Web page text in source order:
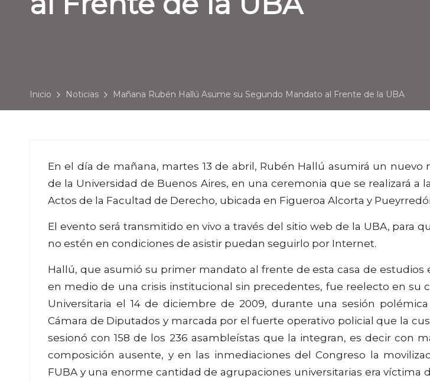
Inicio Noticias Mañana Rubén Hallú Asume su Segundo Mandato al Frente de la UBA
En el día de mañana, martes 13 de abril, Rubén Hallú asumirá un
de la Universidad de Buenos Aires, en una ceremonia que se realizará a
Actos de la Facultad de Derecho, ubicada en Figueroa Alcorta y
El evento será transmitido en vivo a través del sitio web de la UBA, para
no estén en condiciones de asistir puedan seguirlo por Internet.
Hallú, que asumió su primer mandato al frente de esta casa de estudios
en medio de una crisis institucional sin precedentes, fue reelecto en su
Universitaria el 14 de diciembre de 2009, durante una sesión
Cámara de Diputados y marcada por el fuerte operativo policial que la
sesionó con 158 de los 236 asambleístas que la integran, es decir con
composición ausente, y en las inmediaciones del Congreso la
FUBA y una enorme cantidad de agrupaciones universitarias era víctima